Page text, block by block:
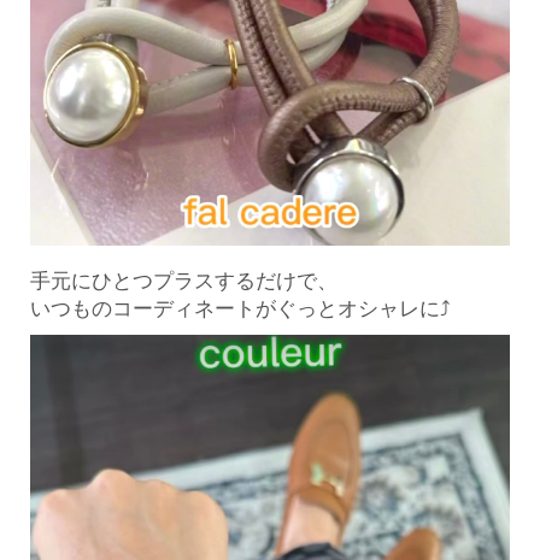
手元にひとつプラスするだけで、
いつものコーディネートがぐっとオシャレに⤴︎